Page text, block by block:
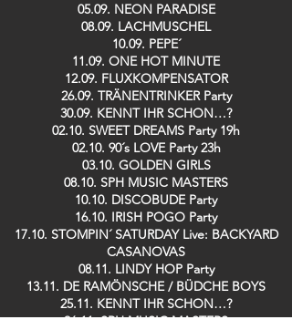
05.09. NEON PARADISE
08.09. LACHMUSCHEL
10.09. PEPE´
11.09. ONE HOT MINUTE
12.09. FLUXKOMPENSATOR
26.09. TRÄNENTRINKER Party
30.09. KENNT IHR SCHON…?
02.10. SWEET DREAMS Party 19h
02.10. 90´s LOVE Party 23h
03.10. GOLDEN GIRLS
08.10. SPH MUSIC MASTERS
10.10. DISCOBUDE Party
16.10. IRISH POGO Party
17.10. STOMPIN´ SATURDAY Live: BACKYARD
CASANOVAS
08.11. LINDY HOP Party
13.11. DE RAMÖNSCHE / BÜDCHE BOYS
25.11. KENNT IHR SCHON…?
26.11. SPH MUSIC MASTERS